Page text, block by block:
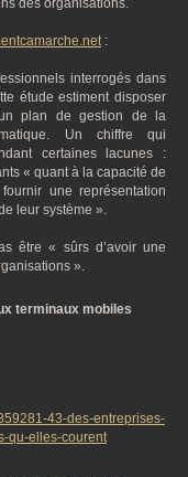
:
interrogés dans
étude estiment disposer
plan de gestion de la
Un chiffre qui
certaines lacunes :
« quant à la capacité de
une représentation
leur système ».
être « sûrs d’avoir une
».
terminaux mobiles
43-des-entreprises-
qu-elles-courent